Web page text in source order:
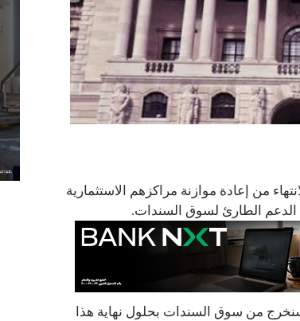
من إعادة موازنة مراكزهم الاستثمارية
من سوق السندات بحلول نهاية هذا